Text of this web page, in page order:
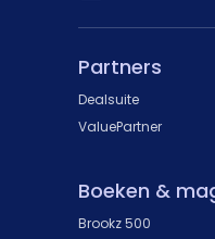
Partners
Dealsuite
ValuePartner
Boeken &
Brookz 500